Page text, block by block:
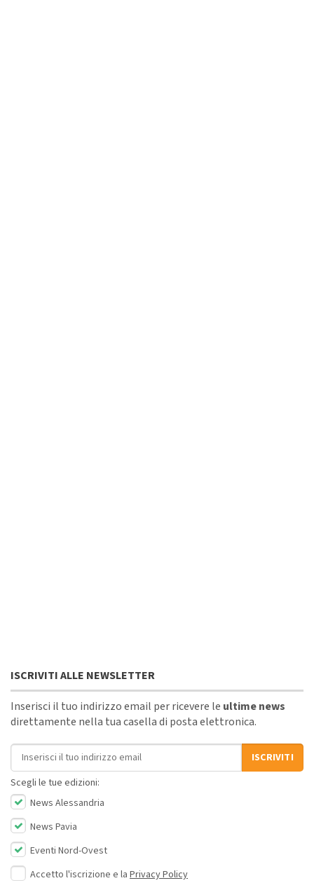
ISCRIVITI ALLE NEWSLETTER
Inserisci il tuo indirizzo email per ricevere le ultime news
direttamente nella tua casella di posta elettronica.
Indirizzo email
ISCRIVITI
Scegli le tue edizioni:
News Alessandria
News Pavia
Eventi Nord-Ovest
Accetto l'iscrizione e la Privacy Policy